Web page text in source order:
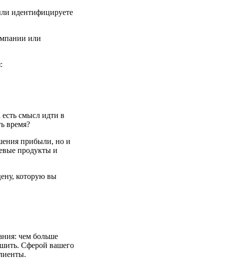
идентифицируете
или
смысл идти в
время?
прибыли, но и
продукты и
которую вы
чем больше
Сферой вашего